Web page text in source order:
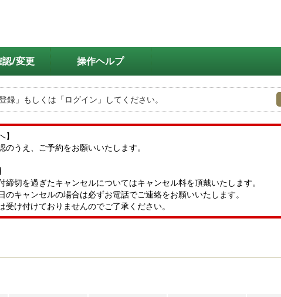
認/変更 操作ヘルプ
」もしくは「ログイン」してください。
】
のうえ、ご予約をお願いいたします。
締切を過ぎたキャンセルについてはキャンセル料を頂戴いたします。
のキャンセルの場合は必ずお電話でご連絡をお願いいたします。
受け付けておりませんのでご了承ください。